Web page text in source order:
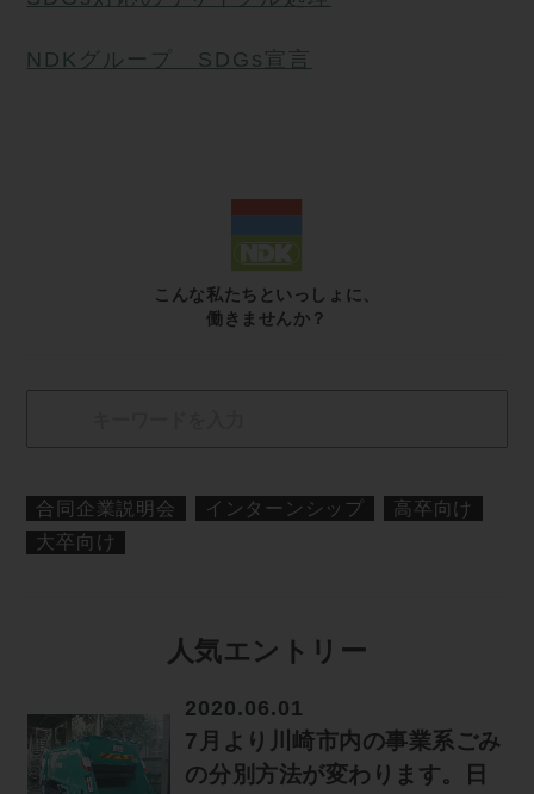
NDKグループ SDGs宣言
こんな私たちといっしょに、
働きませんか？
合同企業説明会 インターンシップ
高卒向け
大卒向け
人気エントリー
2020.06.01
7月より川崎市内の事業系ごみ
の分別方法が変わります。日